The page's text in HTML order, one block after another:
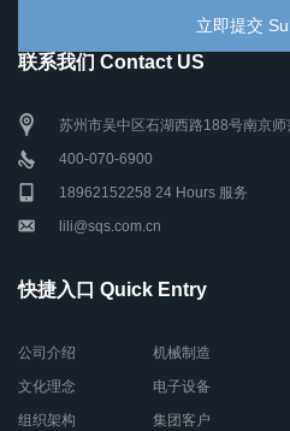
联系我们 Contact US
苏州市吴中区石湖西路188号南京
400-070-6900
18962152258 24 Hours 服务
lili@sqs.com.cn
快捷入口 Quick Entry
公司介绍
文化理念
组织架构
机械制造
电子设备
集团客户